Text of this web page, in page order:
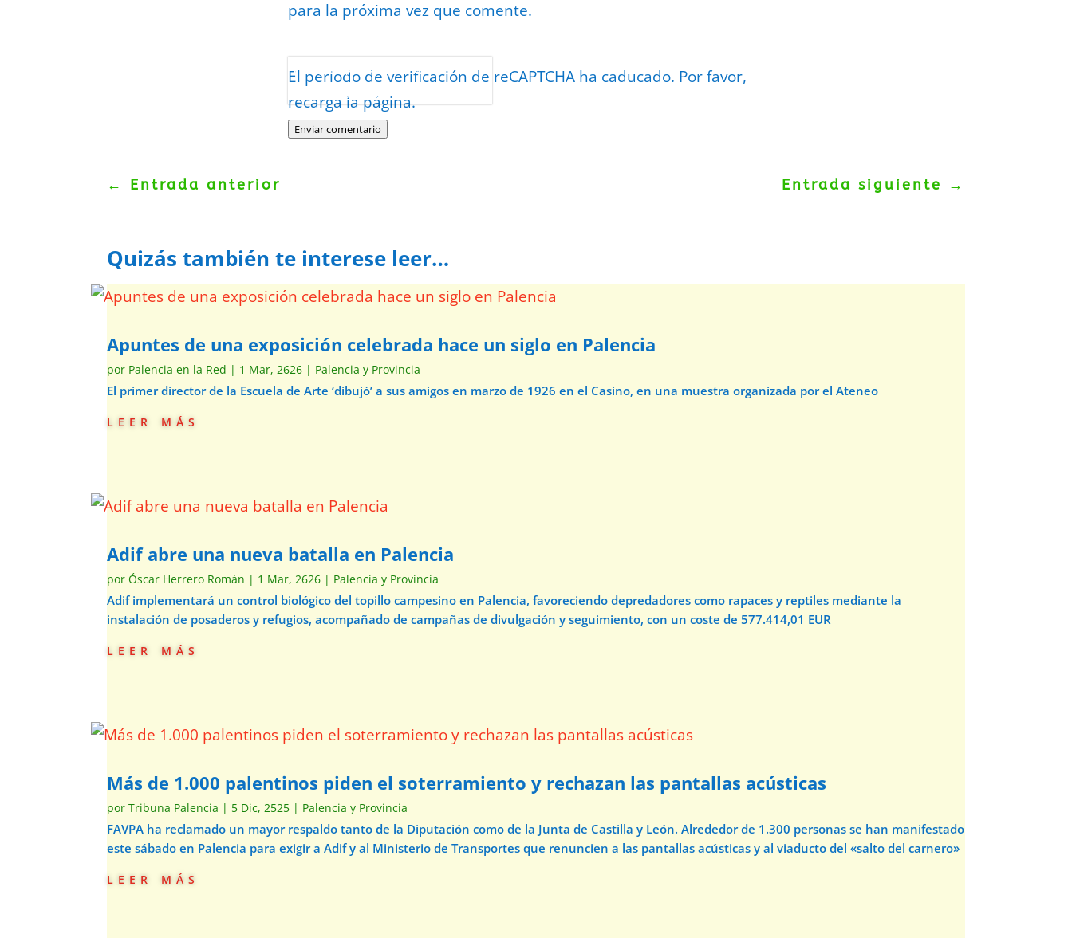
para la próxima vez que comente.
El periodo de verificación de reCAPTCHA ha caducado. Por favor,
recarga la página.
Enviar comentario
Protegidos por reCAPTCHA
Términos
← Entrada anterior Entrada siguiente →
Quizás también te interese leer…
Apuntes de una exposición celebrada hace un siglo en Palencia
por Palencia en la Red | 1 Mar, 2626 | Palencia y Provincia
El primer director de la Escuela de Arte ‘dibujó’ a sus amigos en marzo de 1926 en el Casino, en una muestra organizada por el Ateneo
leer más
Adif abre una nueva batalla en Palencia
porÓscar Herrero Román | 1 Mar, 2626 | Palencia y Provincia
Adif implementará un control biológico del topillo campesino en Palencia, favoreciendo depredadores como rapaces y reptiles mediante la
instalación de posaderos y refugios, acompañado de campañas de divulgación y seguimiento, con un coste de 577.414,01 EUR
leer más
Más de 1.000 palentinos piden el soterramiento y rechazan las pantallas acústicas
porTribuna Palencia | 5 Dic, 2525 | Palencia y Provincia
FAVPA ha reclamado un mayor respaldo tanto de la Diputación como de la Junta de Castilla y León. Alrededor de 1.300 personas se han manifestado
este sábado en Palencia para exigir a Adif y al Ministerio de Transportes que renuncien a las pantallas acústicas y al viaducto del «salto del carnero»
leer más